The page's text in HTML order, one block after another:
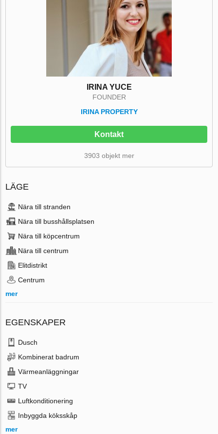
IRINA YUCE
FOUNDER
IRINA PROPERTY
Kontakt
3903 objekt mer
LÄGE
Nära till stranden
Nära till busshållsplatsen
Nära till köpcentrum
Nära till centrum
Elitdistrikt
Centrum
mer
EGENSKAPER
Dusch
Kombinerat badrum
Värmeanläggningar
TV
Luftkonditionering
Inbyggda köksskåp
mer